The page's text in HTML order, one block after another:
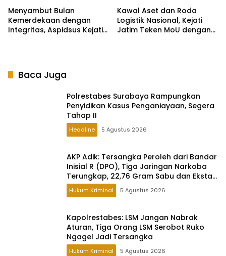
Menyambut Bulan
Kemerdekaan dengan
Integritas, Aspidsus Kejati
Kawal Aset dan Roda
Logistik Nasional, Kejati
Jatim Teken MoU dengan
Baca Juga
Polrestabes Surabaya Rampungkan
Penyidikan Kasus Penganiayaan, Segera
Tahap II
Headline 5 Agustus 2026
AKP Adik: Tersangka Peroleh dari Bandar
Inisial R (DPO), Tiga Jaringan Narkoba
Terungkap, 22,76 Gram Sabu dan Ekstasi
Disita
Hukum Kriminal 5 Agustus 2026
Kapolrestabes: LSM Jangan Nabrak
Aturan, Tiga Orang LSM Serobot Ruko
Ngagel Jadi Tersangka
Hukum Kriminal 5 Agustus 2026